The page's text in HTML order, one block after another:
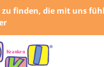
zu finden, die mit uns